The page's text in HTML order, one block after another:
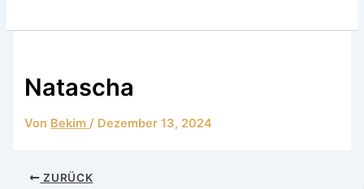
Natascha
Von Bekim/ Dezember 13, 2024
ZURÜCK